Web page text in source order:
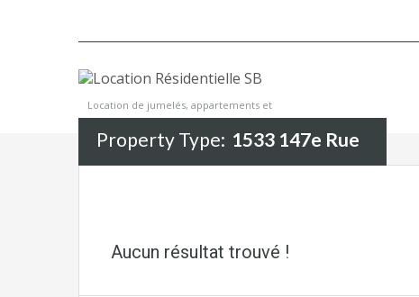
Location de jumelés, appartements et
Property Type: 1533 147e Rue
Aucun résultat trouvé !